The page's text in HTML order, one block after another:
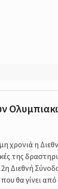
χρονιά η
της
Διεθνή
θα γίνει από